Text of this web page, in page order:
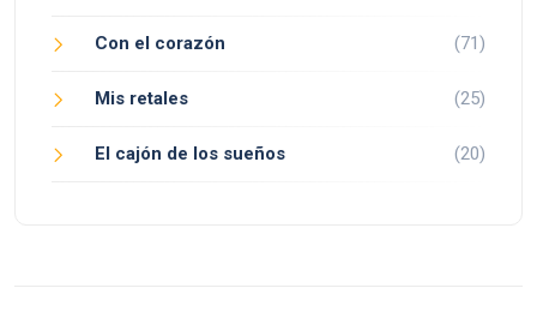
Con el corazón (71)
Mis retales (25)
El cajón de los sueños (20)